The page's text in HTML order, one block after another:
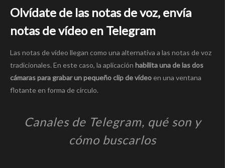
Olvídate de las notas de voz, envía
notas de vídeo en Telegram
Las notas de vídeo llegan como una alternativa a las notas de voz
tradicionales. En este caso, la aplicación habilita una de las dos
cámaras para grabar un pequeño clip de vídeoen una ventana
flotante en forma de circulo.
Canales de Telegram, qué son y
cómo buscarlos